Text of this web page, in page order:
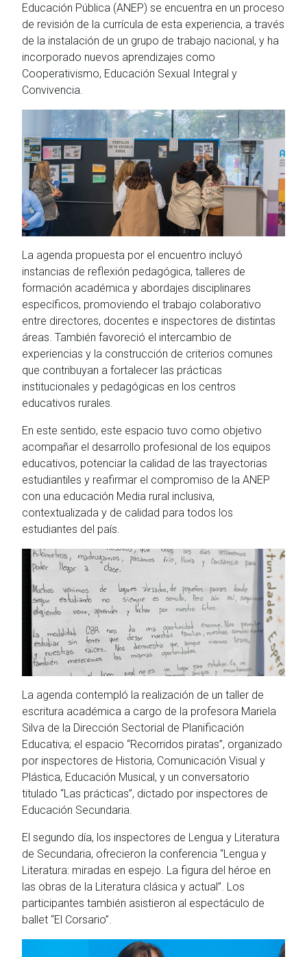
Educación Pública (ANEP) se encuentra en un proceso
de revisión de la currícula de esta experiencia, a través
de la instalación de un grupo de trabajo nacional, y ha
incorporado nuevos aprendizajes como
Cooperativismo, Educación Sexual Integral y
Convivencia.
La agenda propuesta por el encuentro incluyó
instancias de reflexión pedagógica, talleres de
formación académica y abordajes disciplinares
específicos, promoviendo el trabajo colaborativo
entre directores, docentes e inspectores de distintas
áreas. También favoreció el intercambio de
experiencias y la construcción de criterios comunes
que contribuyan a fortalecer las prácticas
institucionales y pedagógicas en los centros
educativos rurales.
En este sentido, este espacio tuvo como objetivo
acompañar el desarrollo profesional de los equipos
educativos, potenciar la calidad de las trayectorias
estudiantiles y reafirmar el compromiso de la ANEP
con una educación Media rural inclusiva,
contextualizada y de calidad para todos los
estudiantes del país.
La agenda contempló la realización de un taller de
escritura académica a cargo de la profesora Mariela
Silva de la Dirección Sectorial de Planificación
Educativa; el espacio “Recorridos piratas”, organizado
por inspectores de Historia, Comunicación Visual y
Plástica, Educación Musical, y un conversatorio
titulado “Las prácticas”, dictado por inspectores de
Educación Secundaria.
El segundo día, los inspectores de Lengua y Literatura
de Secundaria, ofrecieron la conferencia “Lengua y
Literatura: miradas en espejo. La figura del héroe en
las obras de la Literatura clásica y actual”. Los
participantes también asistieron al espectáculo de
ballet “El Corsario”.